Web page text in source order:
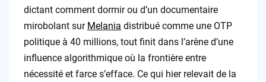
dictant comment dormir ou d’un documentaire
mirobolant sur Melania distribué comme une OTP
politique à 40 millions, tout finit dans l’arène d’une
influence algorithmique où la frontière entre
nécessité et farce s’efface. Ce qui hier relevait de la